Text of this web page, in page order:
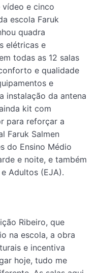
e cinco
escola Faruk
quadra
elétricas e
todas as 12 salas
e qualidade
e
instalação da antena
kit com
para reforçar a
Faruk Salmen
do Ensino Médio
e noite, e também
Adultos (EJA).
Ribeiro, que
na escola, a obra
e incentiva
hoje, tudo me